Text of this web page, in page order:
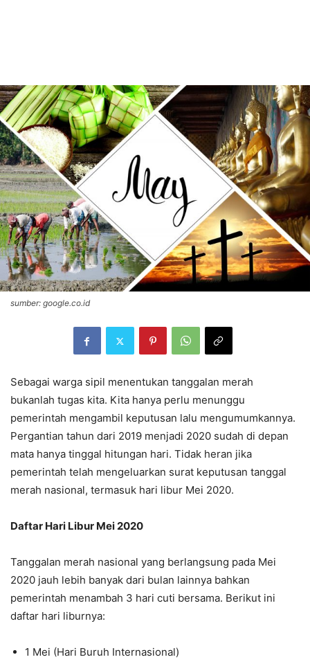
sumber: google.co.id
Sebagai warga sipil menentukan tanggalan merah
bukanlah tugas kita. Kita hanya perlu menunggu
pemerintah mengambil keputusan lalu mengumumkannya.
Pergantian tahun dari 2019 menjadi 2020 sudah di depan
mata hanya tinggal hitungan hari. Tidak heran jika
pemerintah telah mengeluarkan surat keputusan tanggal
merah nasional, termasuk hari libur Mei 2020.
Daftar Hari Libur Mei 2020
Tanggalan merah nasional yang berlangsung pada Mei
2020 jauh lebih banyak dari bulan lainnya bahkan
pemerintah menambah 3 hari cuti bersama. Berikut ini
daftar hari liburnya:
1 Mei (Hari Buruh Internasional)